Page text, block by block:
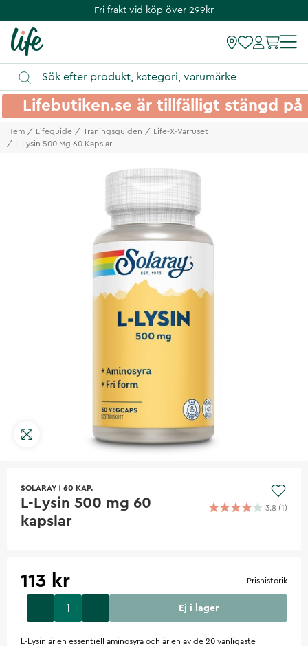
Fri frakt vid köp över 299kr
Lifebutiken.se är tillfälligt stängd
Hem Lifeguide Traningsguiden
Life-X-Varruset
L-Lysin 500 Mg 60 Kapslar
SOLARAY 60 KAP.
L-Lysin 500 mg 60
kapslar
3.8 (1)
113 kr Prishistorik
Ej i lager
L-Lysin är en essentiell aminosyra och är en av de 20 vanligaste